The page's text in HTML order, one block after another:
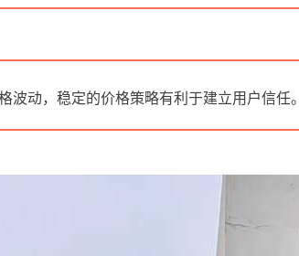
动，稳定的价格策略有利于建立用户信任。